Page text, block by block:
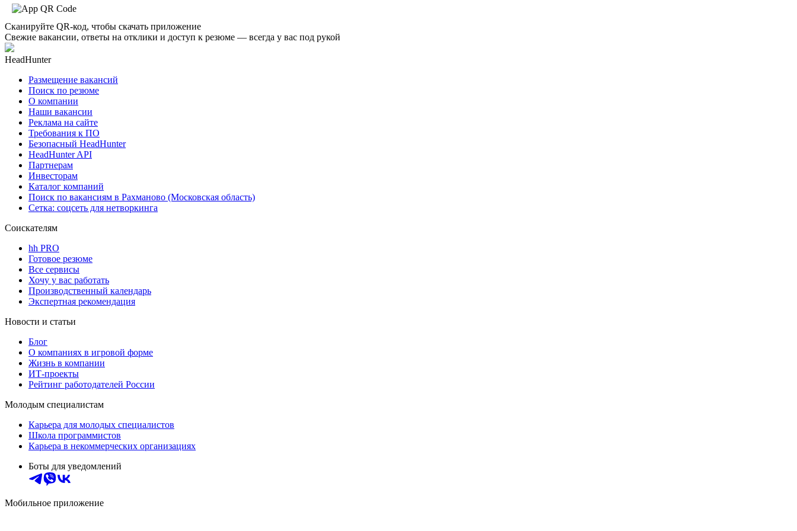
Сканируйте QR-код, чтобы скачать приложение
Свежие вакансии, ответы на отклики и доступ к резюме — всегда у вас под рукой
HeadHunter
Размещение вакансий
Поиск по резюме
О компании
Наши вакансии
Реклама на сайте
Требования к ПО
Безопасный HeadHunter
HeadHunter API
Партнерам
Инвесторам
Каталог компаний
Поиск по вакансиям в Рахманово (Московская область)
Сетка: соцсеть для нетворкинга
Соискателям
hh PRO
Готовое резюме
Все сервисы
Хочу у вас работать
Производственный календарь
Экспертная рекомендация
Новости и статьи
Блог
О компаниях в игровой форме
Жизнь в компании
ИТ-проекты
Рейтинг работодателей России
Молодым специалистам
Карьера для молодых специалистов
Школа программистов
Карьера в некоммерческих организациях
Боты для уведомлений
Мобильное приложение